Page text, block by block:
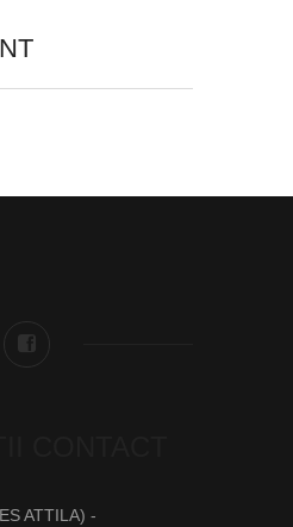
ATTILA) -